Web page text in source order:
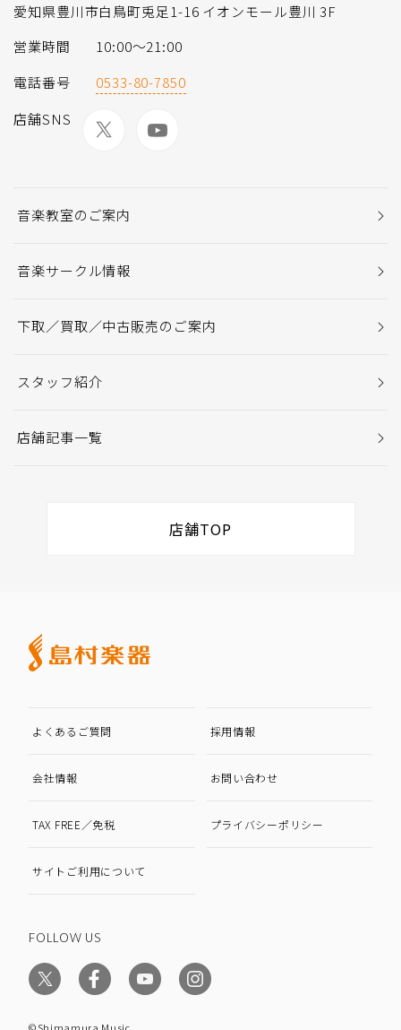
愛知県豊川市白鳥町兎足1-16 イオンモール豊川 3F
営業時間
10:00～21:00
電話番号
0533-80-7850
店舗SNS
音楽教室のご案内
音楽サークル情報
下取／買取／中古販売のご案内
スタッフ紹介
店舗記事一覧
店舗TOP
よくあるご質問 採用情報
会社情報 お問い合わせ
TAX FREE／免税 プライバシーポリシー
サイトご利用について
FOLLOW US
©Shimamura Music